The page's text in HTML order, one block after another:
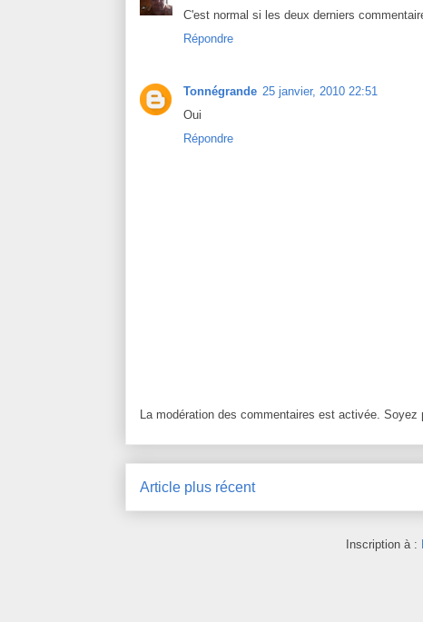
C'est normal si les deux derniers
Répondre
Tonnégrande 25 janvier, 2010 22:51
Oui
Répondre
La modération des commentaires est activée. Soyez
Article plus récent
Inscription à :